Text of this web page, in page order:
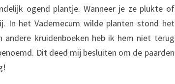
ogend plantje. Wanneer je ze plukte of
In het Vademecum wilde planten stond het
kruidenboeken heb ik hem niet terug
Dit deed mij besluiten om de paarden